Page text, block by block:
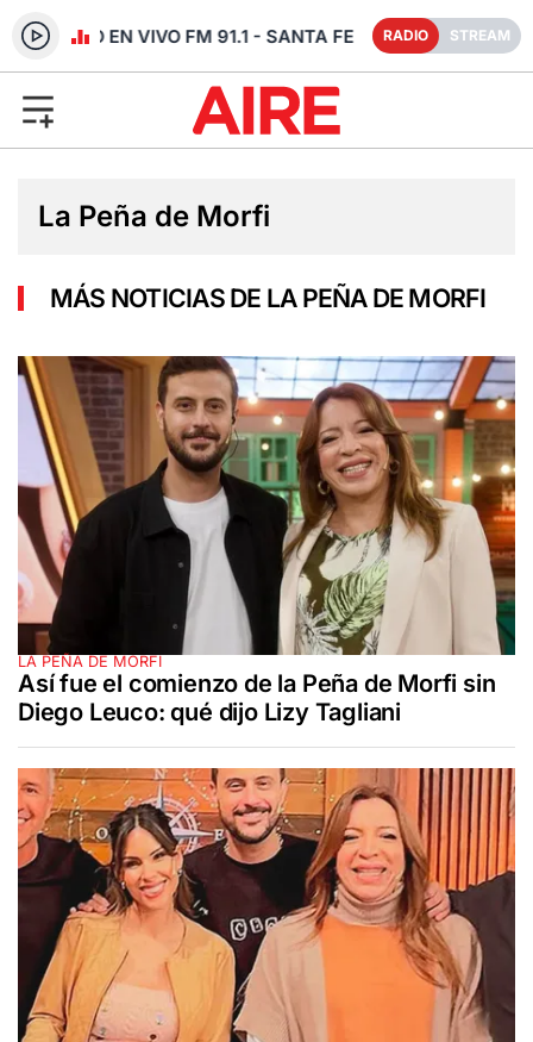
RADIO EN VIVO FM 91.1 - SANTA FE RADIO STREAM
La Peña de Morfi
MÁS NOTICIAS DE LA PEÑA DE MORFI
LA PEÑA DE MORFI
Así fue el comienzo de la Peña de Morfi sin
Diego Leuco: qué dijo Lizy Tagliani